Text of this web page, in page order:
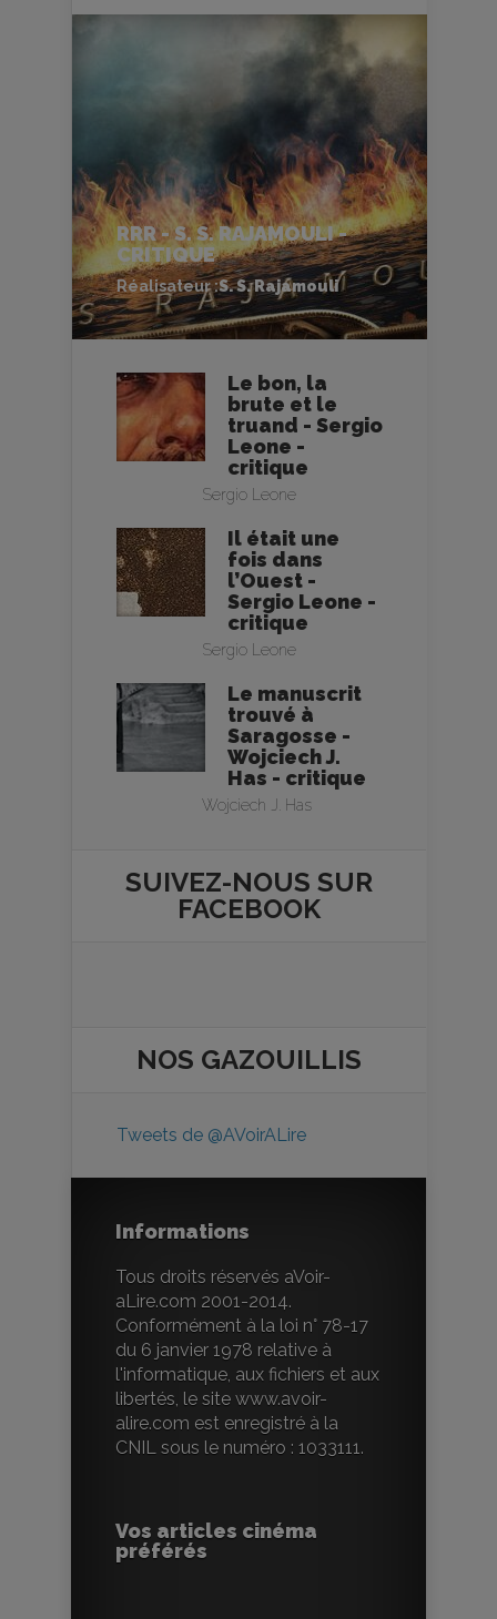
RRR - S. S. RAJAMOULI -
CRITIQUE
Réalisateur :S. S. Rajamouli
Le bon, la
brute et le
truand - Sergio
Leone -
critique
Sergio Leone
Il était une
fois dans
l’Ouest -
Sergio Leone -
critique
Sergio Leone
Le manuscrit
trouvé à
Saragosse -
Wojciech J.
Has - critique
Wojciech J. Has
SUIVEZ-NOUS SUR
FACEBOOK
NOS GAZOUILLIS
Tweets de @AVoirALire
Informations
Tous droits réservés aVoir-
aLire.com 2001-2014.
Conformément à la loi n° 78-17
du 6 janvier 1978 relative à
l'informatique, aux fichiers et aux
libertés, le site www.avoir-
alire.com est enregistré à la
CNIL sous le numéro : 1033111.
Vos articles cinéma
préférés